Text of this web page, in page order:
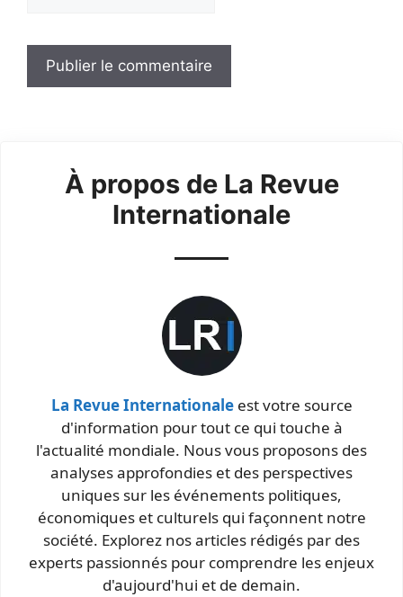
À propos de La Revue
Internationale
La Revue Internationaleest votre source
d'information pour tout ce qui touche à
l'actualité mondiale. Nous vous proposons des
analyses approfondies et des perspectives
uniques sur les événements politiques,
économiques et culturels qui façonnent notre
société. Explorez nos articles rédigés par des
experts passionnés pour comprendre les enjeux
d'aujourd'hui et de demain.